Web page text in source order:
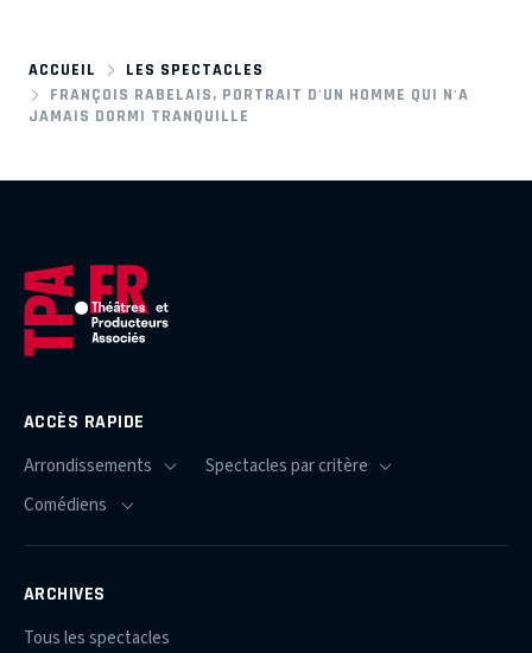
ACCUEIL
LES SPECTACLES
FRANÇOIS RABELAIS, PORTRAIT D'UN HOMME QUI N'A
JAMAIS DORMI TRANQUILLE
ACCÈS RAPIDE
ARCHIVES
Tous les spectacles